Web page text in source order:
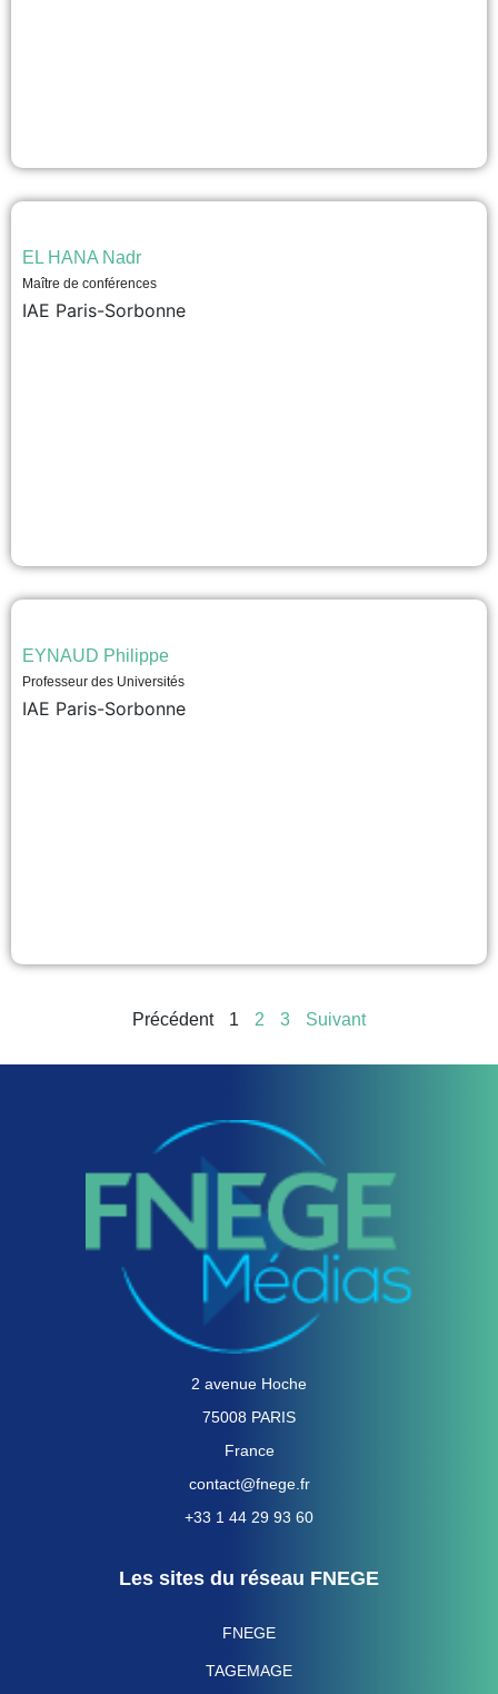
EL HANA Nadr
Maître de conférences
IAE Paris-Sorbonne
EYNAUD Philippe
Professeur des Universités
IAE Paris-Sorbonne
Précédent 1 2 3 Suivant
2 avenue Hoche
75008 PARIS
France
contact@fnege.fr
+33 1 44 29 93 60
Les sites du réseau FNEGE
FNEGE
TAGEMAGE